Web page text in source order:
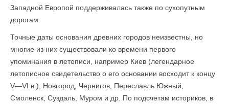
Западной Европой поддерживалась также по сухопутным
дорогам.
Точные даты основания древних городов неизвестны, но
многие из них существовали ко времени первого
упоминания в летописи, например Киев (легендарное
летописное свидетельство о его основании восходит к концу
V—VI в.), Новгород, Чернигов, Переславль Южный,
Смоленск, Суздаль, Муром и др. По подсчетам историков, в